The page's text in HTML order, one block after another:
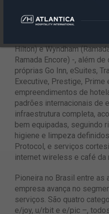
Radisson Collection,
Inn by Radisson e Country
Hilton) e Wyndham
Ramada Encore) -, além
próprias Go Inn, eSuites,
Executive, Prestige, Prime
empreendimentos de
padrões internacionais de
infraestrutura completa,
bem equipadas, seguindo
higiene e limpeza
Protocol, e serviços
internet wireless e café da
Pioneira no Brasil entre as
empresa avança no
serviços. São quatro
e/joy, u/rbit e e/pic –,